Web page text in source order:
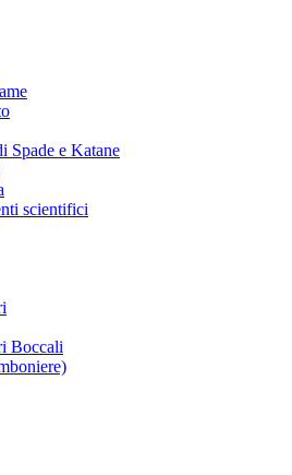
Spade e Katane
scientifici
Boccali